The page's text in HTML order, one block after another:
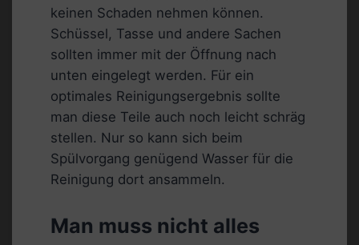
keinen Schaden nehmen können.
Schüssel, Tasse und andere Sachen
sollten immer mit der Öffnung nach
unten eingelegt werden. Für ein
optimales Reinigungsergebnis sollte
man diese Teile auch noch leicht schräg
stellen. Nur so kann sich beim
Spülvorgang genügend Wasser für die
Reinigung dort ansammeln.
Man muss nicht alles